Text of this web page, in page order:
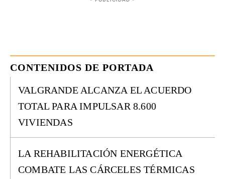
CONTENIDOS DE PORTADA
VALGRANDE ALCANZA EL ACUERDO
TOTAL PARA IMPULSAR 8.600
VIVIENDAS
LA REHABILITACIÓN ENERGÉTICA
COMBATE LAS CÁRCELES TÉRMICAS